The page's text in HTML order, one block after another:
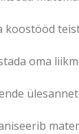
koostööd
oma